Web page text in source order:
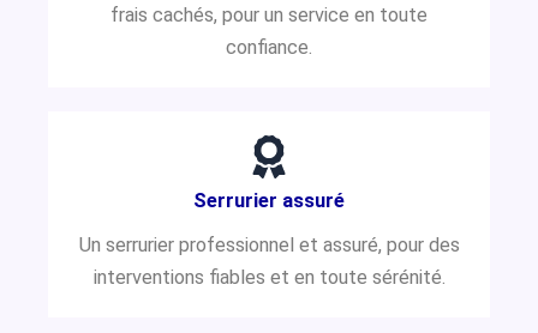
frais cachés, pour un service en toute
confiance.
Serrurier assuré
Un serrurier professionnel et assuré, pour des
interventions fiables et en toute sérénité.